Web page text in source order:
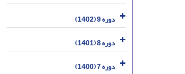
دوره 9 (1402)
دوره 8 (1401)
دوره 7 (1400)